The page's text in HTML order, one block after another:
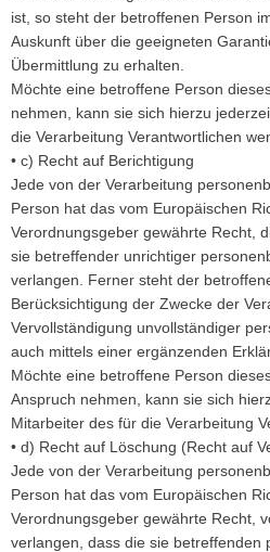
ist, so steht der betroffenen Person
Auskunft über die geeigneten
Übermittlung zu erhalten.
Möchte eine betroffene Person
nehmen, kann sie sich hierzu
die Verarbeitung Verantwortlichen
• c) Recht auf Berichtigung
Jede von der Verarbeitung
Person hat das vom Europäischen
Verordnungsgeber gewährte Recht,
sie betreffender unrichtiger
verlangen. Ferner steht der
Berücksichtigung der Zwecke der
Vervollständigung unvollständiger
auch mittels einer ergänzenden
Möchte eine betroffene Person
Anspruch nehmen, kann sie sich
Mitarbeiter des für die Verarbeitung
• d) Recht auf Löschung (Recht auf
Jede von der Verarbeitung
Person hat das vom Europäischen
Verordnungsgeber gewährte Recht,
verlangen, dass die sie betreffenden